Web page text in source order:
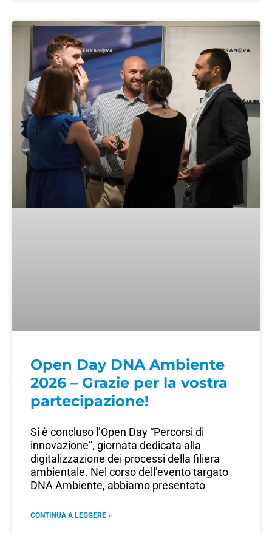
Open Day DNA Ambiente
2026 – Grazie per la vostra
partecipazione!
Si è concluso l’Open Day “Percorsi di
innovazione”, giornata dedicata alla
digitalizzazione dei processi della filiera
ambientale. Nel corso dell’evento targato
DNA Ambiente, abbiamo presentato
CONTINUA A LEGGERE »